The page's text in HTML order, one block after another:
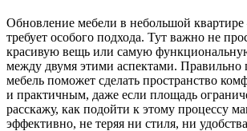
Обновление мебели в небольшой квартире
требует особого подхода. Тут важно не
красивую вещь или самую
между двумя этими аспектами. Правильно
мебель поможет сделать пространство
и практичным, даже если площадь
расскажу, как подойти к этому процессу
эффективно, не теряя ни стиля, ни